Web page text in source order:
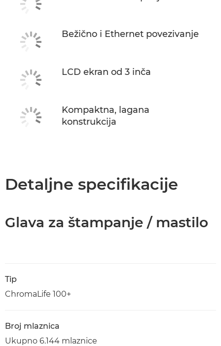
Bežično i Ethernet povezivanje
LCD ekran od 3 inča
Kompaktna, lagana
konstrukcija
Detaljne specifikacije
Glava za štampanje / mastilo
Tip
ChromaLife 100+
Broj mlaznica
Ukupno 6.144 mlaznice